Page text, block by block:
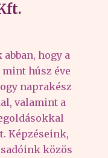
hogy a
mint húsz éve
naprakész
valamint a
Képzéseink,
közös